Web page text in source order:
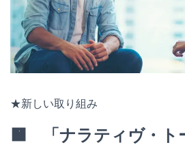
★新しい取り組み
🟧 「ナラティヴ・